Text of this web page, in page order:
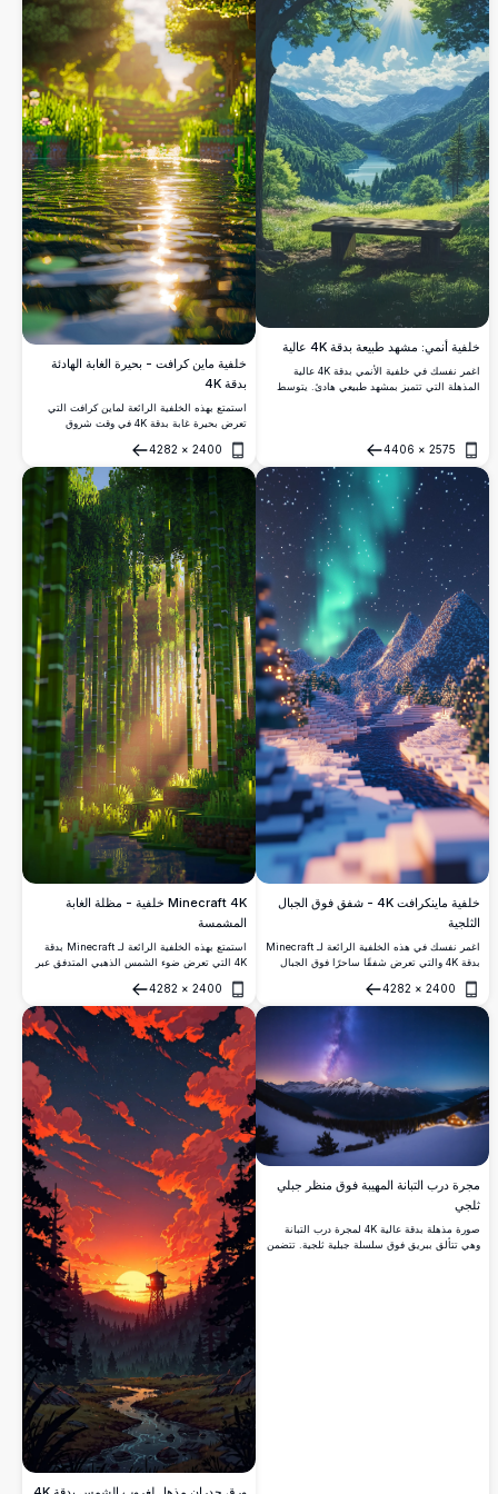
خلفية أنمي: مشهد طبيعة بدقة 4K عالية
اغمر نفسك في خلفية الأنمي بدقة 4K عالية
المذهلة التي تتميز بمشهد طبيعي هادئ. يتوسط
بين الألوان الزاهية والفن التفصيلي. مثالية
الرائعة والعالية الجودة.
2575
×
4406
فتح
خلفية ماين كرافت - بحيرة الغابة الهادئة
بدقة 4K
استمتع بهذه الخلفية الرائعة لماين كرافت التي
تعرض بحيرة غابة بدقة 4K في وقت شروق
الخضراء الزاهية والنباتات النابضة بالحياة، التي
تعكس أشعة الشمس الذهبية. مثالية لعشاق
الألعاب، هذه المناظر الطبيعية التفصيلية تعزز
شاشتك المكتبية أو المحمولة بسحرها المكعب
الجذاب.
2400
×
4282
فتح
خلفية ماينكرافت 4K - شفق فوق الجبال
الثلجية
اغمر نفسك في هذه الخلفية الرائعة لـ Minecraft
بدقة 4K والتي تعرض شفقًا ساحرًا فوق الجبال
يلتقط جوهر ليلة شتوية هادئة في عالم
ماينكرافت، مع نهر هادئ وأشجار مضيئة.
2400
×
4282
فتح
Minecraft 4K خلفية - مظلة الغابة
المشمسة
استمتع بهذه الخلفية الرائعة لـ Minecraft بدقة
4K التي تعرض ضوء الشمس الذهبي المتدفق عبر
التفاعل السحري للضوء والظلال بين الأشجار
الشاهقة، مما يخلق أجواءً هادئة وغامرة للغابات.
2400
×
4282
فتح
مجرة درب التبانة المهيبة فوق منظر جبلي
ثلجي
صورة مذهلة بدقة عالية 4K لمجرة درب التبانة
وهي تتألق ببريق فوق سلسلة جبلية ثلجية. تتضمن